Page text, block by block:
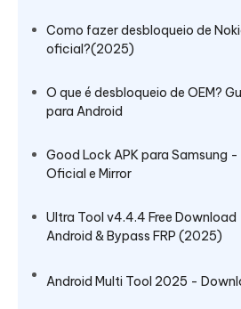
Como fazer desbloqueio de
oficial?(2025)
O que é desbloqueio de OEM?
para Android
Good Lock APK para Samsung
Oficial e Mirror
Ultra Tool v4.4.4 Free
Android & Bypass FRP (2025)
Android Multi Tool 2025 -